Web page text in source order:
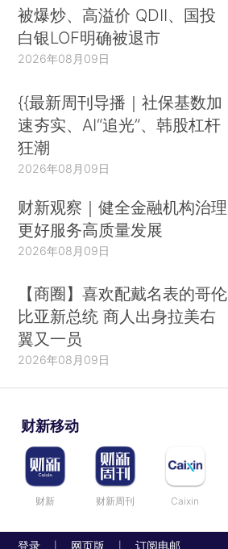
被爆炒、高溢价 QDII、国投
白银LOF明确被退市
2026年08月09日
{{最新周刊导播｜社保基数加
速夯实、AI“追光”、韩股杠杆
狂潮
2026年08月09日
财新观察｜健全金融机构治理
更好服务高质量发展
2026年08月09日
【商圈】喜欢配戴名表的哥伦
比亚新总统 商人出身拉美右
翼又一员
2026年08月09日
财新移动
财新 财新周刊 Caixin
登录 网页版 订阅电邮